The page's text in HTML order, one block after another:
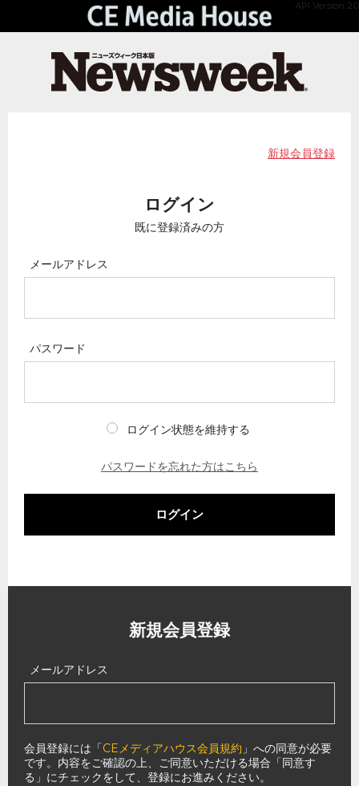
API Version 2.0
新規会員登録
ログイン
既に登録済みの方
メールアドレス
パスワード
ログイン状態を維持する
パスワードを忘れた方はこちら
ログイン
新規会員登録
メールアドレス
会員登録には「CEメディアハウス会員規約 」への同意が必要
です。内容をご確認の上、ご同意いただける場合「同意す
る」にチェックをして、登録にお進みください。